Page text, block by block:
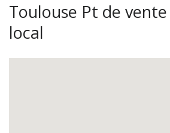
Toulouse Pt de
local